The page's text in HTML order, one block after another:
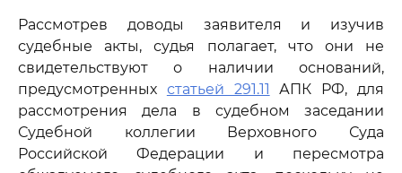
Рассмотрев доводы заявителя и изучив
судебные акты, судья полагает, что они не
свидетельствуют о наличии оснований,
предусмотренных статьей 291.11 АПК РФ, для
рассмотрения дела в судебном заседании
Судебной коллегии Верховного Суда
Российской Федерации и пересмотра